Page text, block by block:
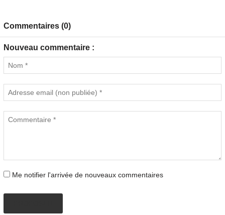
Commentaires (0)
Nouveau commentaire :
Me notifier l'arrivée de nouveaux commentaires